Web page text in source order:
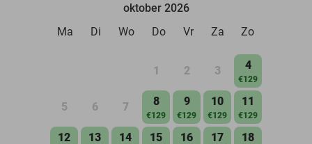
oktober 2026
Ma
Di Wo Do Vr Za Zo
1 2 3 4
€129
5 6 7 8
€129
9
€129
10
€129
11
€129
12 13 14 15 16 17 18